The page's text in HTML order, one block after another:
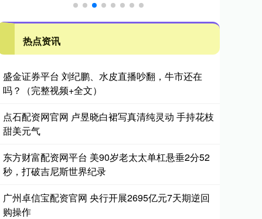
热点资讯
盛金证券平台 刘纪鹏、水皮直播吵翻，牛市还在
吗？（完整视频+全文）
点石配资网官网 卢昱晓白裙写真清纯灵动 手持花枝
甜美元气
东方财富配资网平台 美90岁老太太单杠悬垂2分52
秒，打破吉尼斯世界纪录
广州卓信宝配资官网 央行开展2695亿元7天期逆回
购操作